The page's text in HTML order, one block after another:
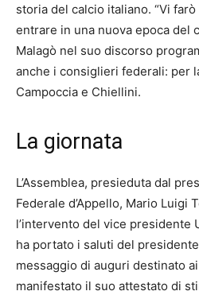
storia del calcio italiano. “Vi
entrare in una nuova epoca del
Malagò nel suo discorso
anche i consiglieri federali: per
Campoccia e Chiellini.
La giornata
L’Assemblea, presieduta dal
Federale d’Appello, Mario Luigi
l’intervento del vice presidente
ha portato i saluti del
messaggio di auguri destinato
manifestato il suo attestato di